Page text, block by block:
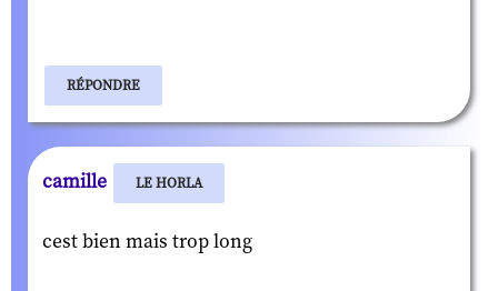
RÉPONDRE
camille LE HORLA
cest bien mais trop long